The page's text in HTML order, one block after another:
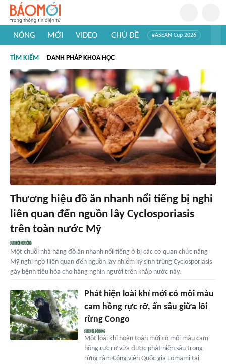
NÓNG MỚI VIDEO CHỦ ĐỀ #ASEAN Cup 2026
#Khám phá thế giới
TÌM KIẾM DANH PHÁP KHOA HỌC
Thương hiệu đồ ăn nhanh nổi tiếng bị nghi
liên quan đến nguồn lây Cyclosporiasis
trên toàn nước Mỹ
Một chuỗi nhà hàng đồ ăn nhanh nổi tiếng ở bị các cơ quan chức năng
Mỹ nghi ngờ lliên quan đến nguồn lây nhiễm ký sinh trùng Cyclosporiasis
gây bệnh tiêu hóa cho hàng nghìn người trên khắp nước này.
Phát hiện loài khỉ mới có môi màu
cam hồng rực rỡ, ẩn sâu giữa lõi
rừng Congo
Một loài khỉ hoàn toàn mới có môi màu cam
hồng rực rỡ vừa được phát hiện sâu trong
rừng rậm Công viên Quốc gia Lomami tại